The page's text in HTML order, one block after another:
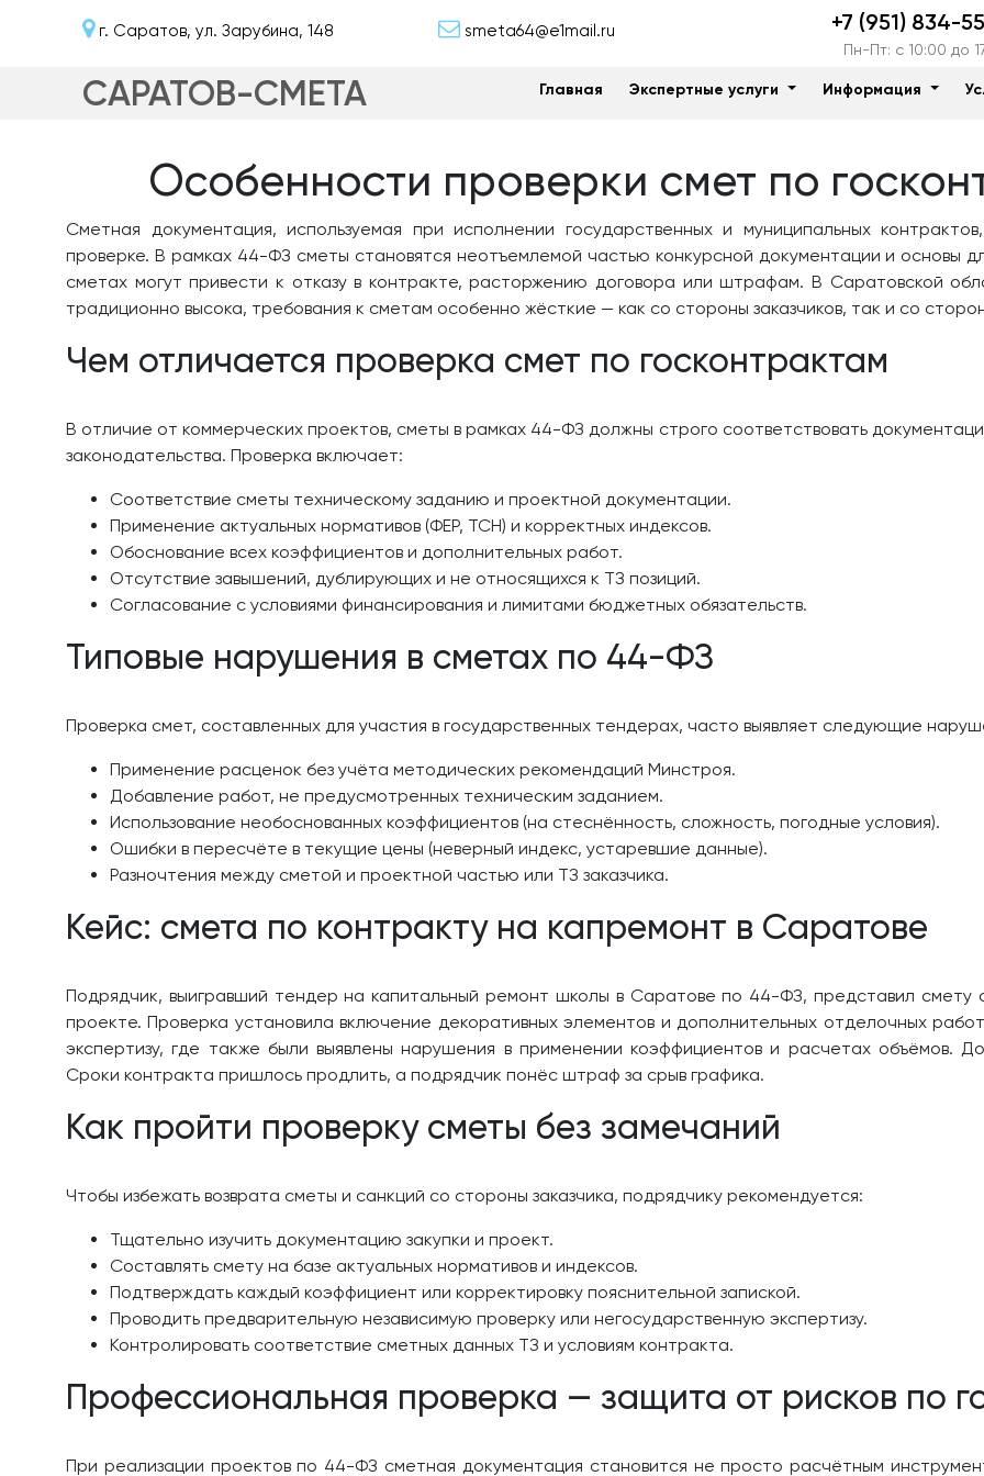
г. Саратов, ул. Зарубина, 148 smeta64@e1mail.ru +7 (951) 834-
Пн-Пт: c 10:00 до
САРАТОВ-СМЕТА Главная Экспертные услуги Информация
Особенности проверки смет по
Сметная документация, используемая при исполнении государственных и муниципальных
проверке. В рамках 44-ФЗ сметы становятся неотъемлемой частью конкурсной документации и основы
сметах могут привести к отказу в контракте, расторжению договора или штрафам. В Саратовской
традиционно высока, требования к сметам особенно жёсткие — как со стороны заказчиков, так и со
Чем отличается проверка смет по госконтрактам
В отличие от коммерческих проектов, сметы в рамках 44-ФЗ должны строго соответствовать
законодательства. Проверка включает:
Соответствие сметы техническому заданию и проектной документации.
Применение актуальных нормативов (ФЕР, ТСН) и корректных индексов.
Обоснование всех коэффициентов и дополнительных работ.
Отсутствие завышений, дублирующих и не относящихся к ТЗ позиций.
Согласование с условиями финансирования и лимитами бюджетных обязательств.
Типовые нарушения в сметах по 44-ФЗ
Проверка смет, составленных для участия в государственных тендерах, часто выявляет следующие
Применение расценок без учёта методических рекомендаций Минстроя.
Добавление работ, не предусмотренных техническим заданием.
Использование необоснованных коэффициентов (на стеснённость, сложность, погодные условия).
Ошибки в пересчёте в текущие цены (неверный индекс, устаревшие данные).
Разночтения между сметой и проектной частью или ТЗ заказчика.
Кейс: смета по контракту на капремонт в Саратове
Подрядчик, выигравший тендер на капитальный ремонт школы в Саратове по 44-ФЗ, представил смету
проекте. Проверка установила включение декоративных элементов и дополнительных отделочных
экспертизу, где также были выявлены нарушения в применении коэффициентов и расчетах объёмов.
Сроки контракта пришлось продлить, а подрядчик понёс штраф за срыв графика.
Как пройти проверку сметы без замечаний
Чтобы избежать возврата сметы и санкций со стороны заказчика, подрядчику рекомендуется:
Тщательно изучить документацию закупки и проект.
Составлять смету на базе актуальных нормативов и индексов.
Подтверждать каждый коэффициент или корректировку пояснительной запиской.
Проводить предварительную независимую проверку или негосударственную экспертизу.
Контролировать соответствие сметных данных ТЗ и условиям контракта.
Профессиональная проверка — защита от рисков по
При реализации проектов по 44-ФЗ сметная документация становится не просто расчётным